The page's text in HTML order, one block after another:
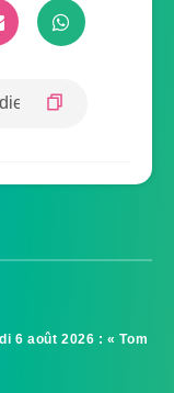
6 août 2026 : « Tom